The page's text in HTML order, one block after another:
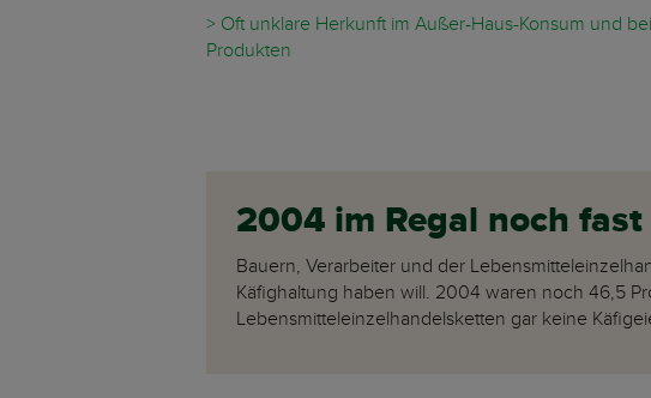
> Oft unklare Herkunft im Außer-Haus-Konsum und
Produkten
2004 im Regal noch
Bauern, Verarbeiter und der
Käfighaltung haben will. 2004 waren noch 46,5
Lebensmitteleinzelhandelsketten gar keine